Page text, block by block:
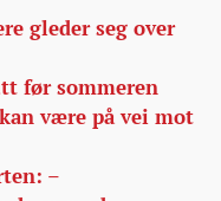
gleder seg over
før sommeren
være på vei mot
–